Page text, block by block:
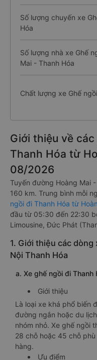
Số lượng chuyến xe
Hóa
Số lượng nhà xe Ghế
Mai - Thanh Hóa
Chất lượng xe Ghế
Giới thiệu về
Thanh Hóa từ
08/2026
Tuyến đường Hoàng Mai
160 km. Trung bình mỗi
ngồi đi Thanh Hóa từ
đầu từ 05:30 đến 22:30
Limousine, Đức Phát
1. Giới thiệu các
Nội Thanh Hóa
a. Xe ghế ngồi đi Thanh
Giới thiệu
Là loại xe khá phổ biến
đường ngắn hoặc du
nhóm nhỏ. Xe ghế ngồi
28 chỗ hoặc 45 chỗ
hàng.
Ưu điểm